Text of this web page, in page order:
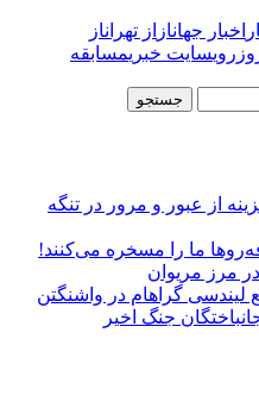
اخبار جهاناز از تهراناز
رویسایت خبریمسابقه
از عبور و مرور در تنگه
ما را مسخره می‌کنند!
مرز مریوان
لیندسی گراهام در واشنگتن
جنگ اخیر